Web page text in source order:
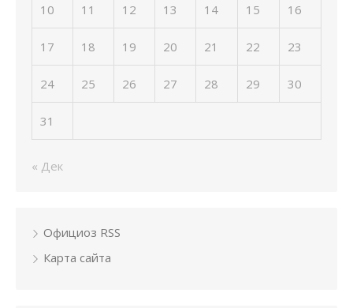
10 11 12 13 14 15 16
17 18 19 20 21 22 23
24 25 26 27 28 29 30
31
« Дек
Официоз RSS
Карта сайта